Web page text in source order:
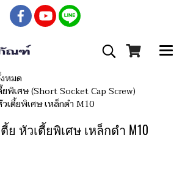
หมด
พิเศษ (Short Socket Cap Screw)
เตี้ยพิเศษ เหล็กดำ M10
ย หัวเตี้ยพิเศษ เหล็กดำ M10